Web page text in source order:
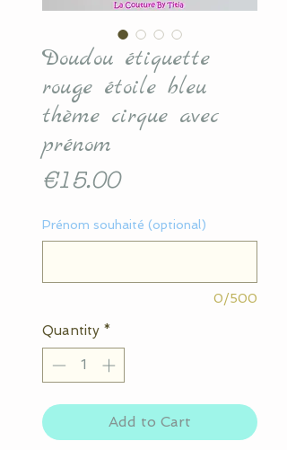
Doudou étiquette
rouge étoile bleu
thème cirque avec
prénom
€15.00Price
Prénom souhaité (optional)
0/500
Quantity *
Add to Cart